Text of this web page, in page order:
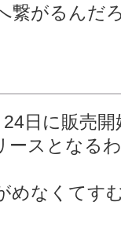
繋がるんだ
日に販売開
スとなる
めなくてす